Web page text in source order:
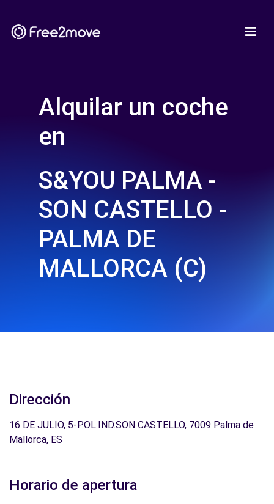
Alquilar un coche
en
S&YOU PALMA -
SON CASTELLO -
PALMA DE
MALLORCA (C)
Dirección
16 DE JULIO, 5-POL.IND.SON CASTELLO, 7009 Palma de
Mallorca, ES
Horario de apertura